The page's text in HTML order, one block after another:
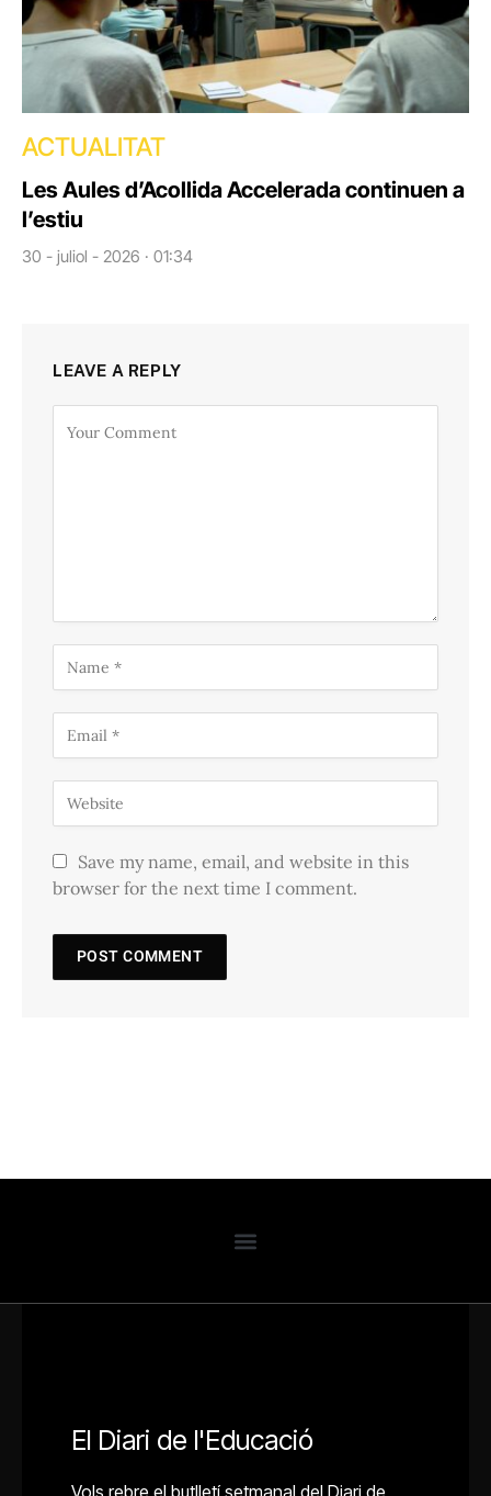
ACTUALITAT
Les Aules d’Acollida Accelerada continuen a
l’estiu
30 - juliol - 2026 · 01:34
LEAVE A REPLY
Save my name, email, and website in this
browser for the next time I comment.